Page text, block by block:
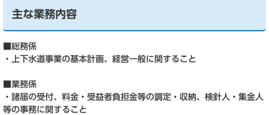
主な業務内容
■総務係
・上下水道事業の基本計画、経営一般に関すること
■業務係
・諸届の受付、料金・受益者負担金等の調定・収納、検針人・集金人
等の事務に関すること